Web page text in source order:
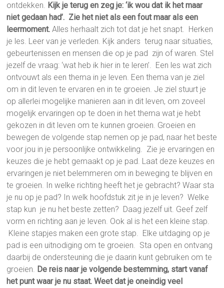
ontdekken. Kijk je terug en zeg je: ‘ik wou dat ik het maar
niet gedaan had’. Zie het niet als een fout maar als een
leermoment. Alles herhaalt zich tot dat je het snapt. Herken
je les. Leer van je verleden. Kijk anders terug naar situaties,
gebeurtenissen en mensen die op je pad zijn of waren. Stel
jezelf de vraag: ‘wat heb ik hier in te leren’. Een les wat zich
ontvouwt als een thema in je leven. Een thema van je ziel
om in dit leven te ervaren en in te groeien. Je ziel stuurt je
op allerlei mogelijke manieren aan in dit leven, om zoveel
mogelijk ervaringen op te doen in het thema wat je hebt
gekozen in dit leven om te kunnen groeien. Groeien en
bewegen de volgende stap nemen op je pad, naar het beste
voor jou in je persoonlijke ontwikkeling. Zie je ervaringen en
keuzes die je hebt gemaakt op je pad. Laat deze keuzes en
ervaringen je niet belemmeren om in beweging te blijven en
te groeien. In welke richting heeft het je gebracht? Waar sta
je nu op je pad? In welk hoofdstuk zit je in je leven? Welke
stap kun je nu het beste zetten? Daag jezelf uit. Geef zelf
vorm en richting aan je leven. Ook al is het een kleine stap.
Kleine stapjes maken een grote stap. Elke uitdaging op je
pad is een uitnodiging om te groeien. Sta open en ontvang
daarbij de ondersteuning die je daarin kunt gebruiken om te
groeien. De reis naar je volgende bestemming, start vanaf
het punt waar je nu staat. Weet dat je oneindig veel